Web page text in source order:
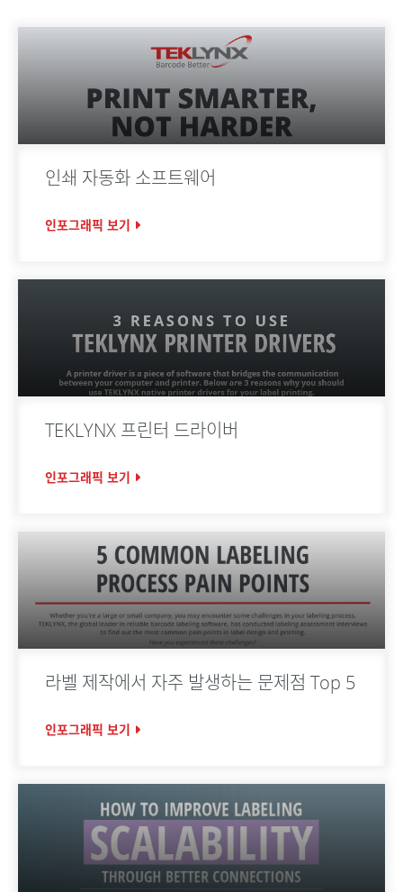
인쇄 자동화 소프트웨어
인포그래픽 보기
TEKLYNX 프린터 드라이버
인포그래픽 보기
라벨 제작에서 자주 발생하는 문제점 Top 5
인포그래픽 보기